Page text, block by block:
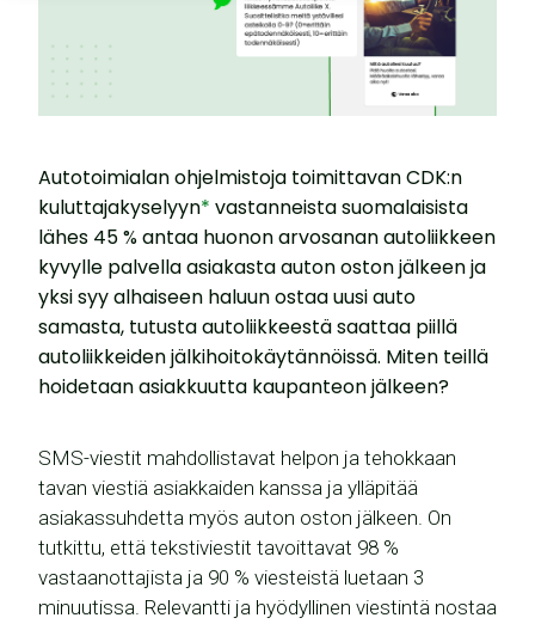
Autotoimialan ohjelmistoja toimittavan CDK:n
kuluttajakyselyyn* vastanneista suomalaisista
lähes 45 % antaa huonon arvosanan autoliikkeen
kyvylle palvella asiakasta auton oston jälkeen ja
yksi syy alhaiseen haluun ostaa uusi auto
samasta, tutusta autoliikkeestä saattaa piillä
autoliikkeiden jälkihoitokäytännöissä. Miten teillä
hoidetaan asiakkuutta kaupanteon jälkeen?
SMS-viestit mahdollistavat helpon ja tehokkaan
tavan viestiä asiakkaiden kanssa ja ylläpitää
asiakassuhdetta myös auton oston jälkeen. On
tutkittu, että tekstiviestit tavoittavat 98 %
vastaanottajista ja 90 % viesteistä luetaan 3
minuutissa. Relevantti ja hyödyllinen viestintä nostaa